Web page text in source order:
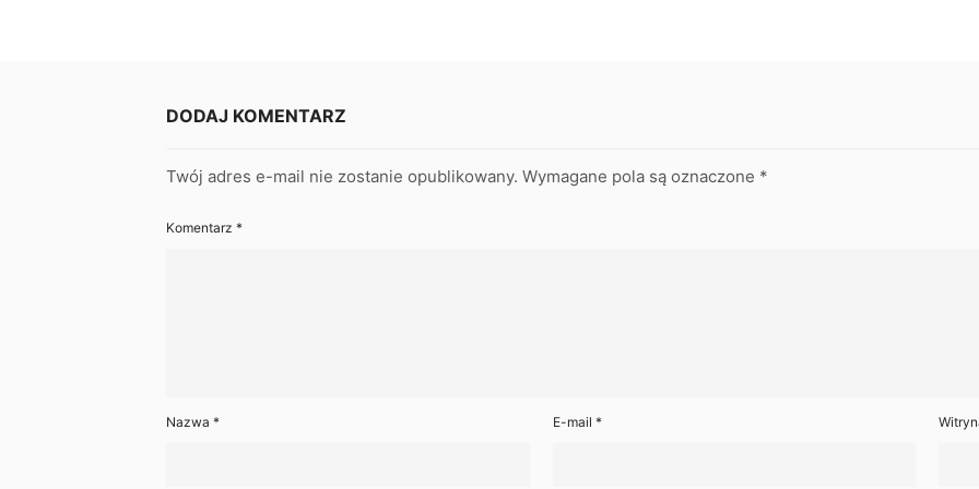
DODAJ KOMENTARZ
Twój adres e-mail nie zostanie opublikowany. Wymagane pola są oznaczone *
Komentarz *
Nazwa * E-mail *